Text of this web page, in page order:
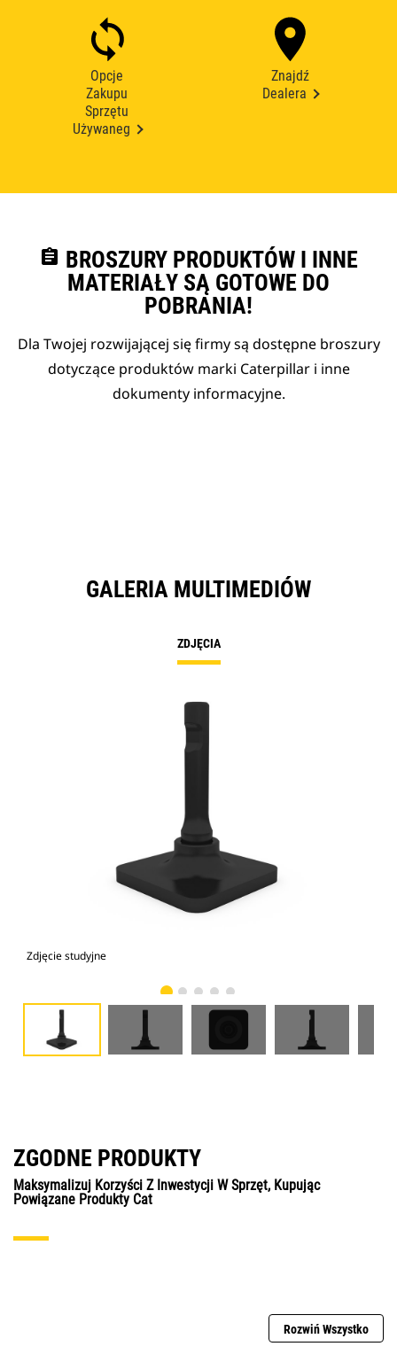
Opcje
Zakupu
Sprzętu
Używaneg
Znajdź
Dealera
assignment BROSZURY PRODUKTÓW I INNE
MATERIAŁY SĄ GOTOWE DO
POBRANIA!
Dla Twojej rozwijającej się firmy są dostępne broszury
dotyczące produktów marki Caterpillar i inne
dokumenty informacyjne.
GALERIA MULTIMEDIÓW
ZDJĘCIA
Zdjęcie studyjne
ZGODNE PRODUKTY
Maksymalizuj Korzyści Z Inwestycji W Sprzęt, Kupując
Powiązane Produkty Cat
Rozwiń Wszystko